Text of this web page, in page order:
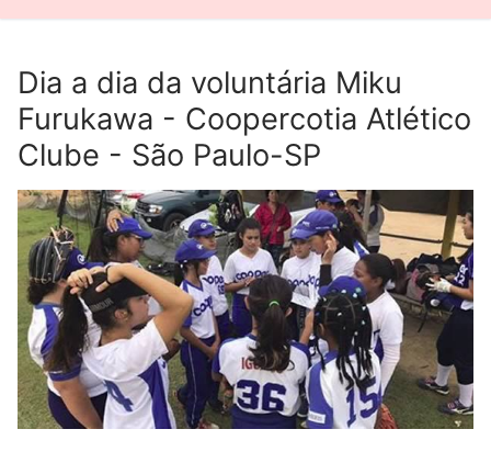
Dia a dia da voluntária Miku
Furukawa - Coopercotia Atlético
Clube - São Paulo-SP